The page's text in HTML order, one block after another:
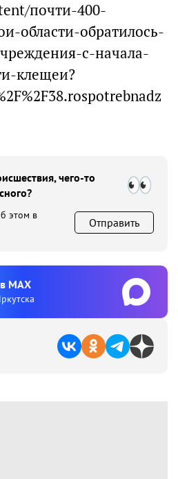
почти-400-
области-обратилось-
с-начала-
клещеи?
чего-то
этом в
Отправить
MAX